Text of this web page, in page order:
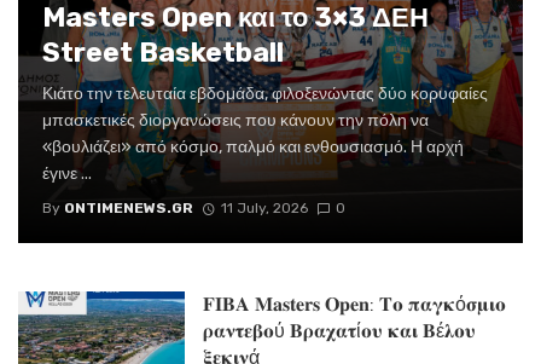
Masters Open και το 3×3 ΔΕΗ
Street Basketball
Κιάτο την τελευταία εβδομάδα, φιλοξενώντας δύο κορυφαίες
μπασκετικές διοργανώσεις που κάνουν την πόλη να
«βουλιάζει» από κόσμο, παλμό και ενθουσιασμό. Η αρχή
έγινε ...
By ONTIMENEWS.GR 11 July, 2026 0
𝐅𝐈𝐁𝐀 𝐌𝐚𝐬𝐭𝐞𝐫𝐬 𝐎𝐩𝐞𝐧: 𝚻𝛐 𝛑𝛂𝛄𝛋ό𝛔𝛍𝛊𝛐
𝛒𝛂𝛎𝛕𝛆𝛃𝛐ύ 𝚩𝛒𝛂𝛘𝛂𝛕ί𝛐𝛖 𝛋𝛂𝛊 𝚩έ𝛌𝛐𝛖
𝛏𝛆𝛋𝛊𝛎ά